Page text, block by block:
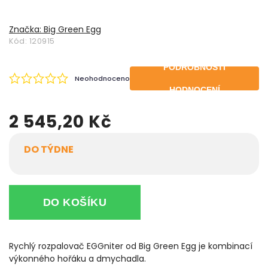
Značka: Big Green Egg
Kód: 120915
Neohodnoceno
PODROBNOSTI
HODNOCENÍ
2 545,20 Kč
DO TÝDNE
DO KOŠÍKU
Rychlý rozpalovač EGGniter od Big Green Egg je kombinací
výkonného hořáku a dmychadla.